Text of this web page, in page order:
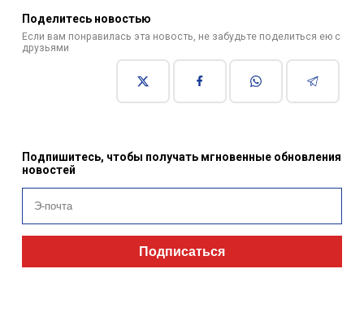
Поделитесь новостью
Если вам понравилась эта новость, не забудьте поделиться ею с
друзьями
Подпишитесь, чтобы получать мгновенные обновления
новостей
Подписаться